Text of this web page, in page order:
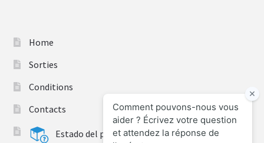
Home
Sorties
Conditions
Contacts
Estado del pedido